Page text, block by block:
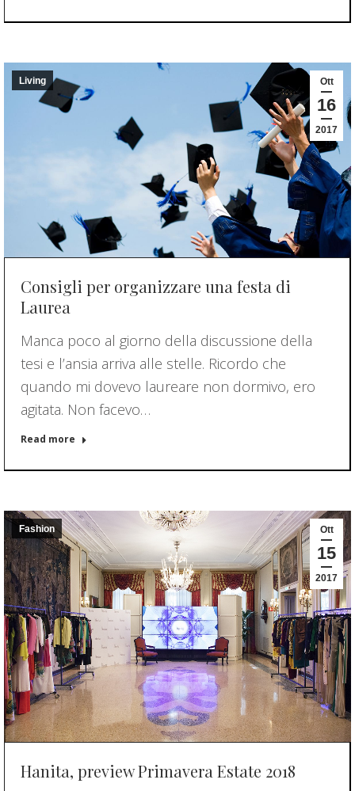
Ott
16
2017
Living
Consigli per organizzare una festa di
Laurea
Manca poco al giorno della discussione della
tesi e l’ansia arriva alle stelle. Ricordo che
quando mi dovevo laureare non dormivo, ero
agitata. Non facevo…
Read more
Ott
15
2017
Fashion
Hanita, preview Primavera Estate 2018